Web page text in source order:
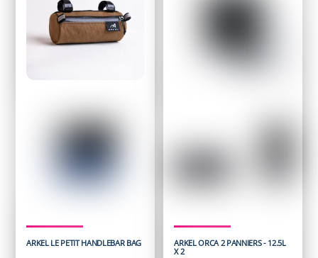
ARKEL LE PETIT HANDLEBAR BAG
ARKEL ORCA 2 PANNIERS - 12.5L
X 2